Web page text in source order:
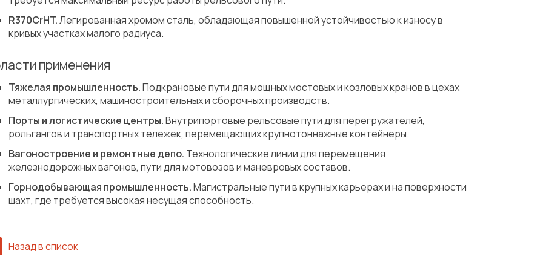
R370CrHT.Легированная хромом сталь, обладающая повышенной устойчивостью к износу в
кривых участках малого радиуса.
применения
Тяжелая промышленность.Подкрановые пути для мощных мостовых и козловых кранов в цехах
металлургических, машиностроительных и сборочных производств.
Порты и логистические центры.Внутрипортовые рельсовые пути для перегружателей,
рольгангов и транспортных тележек, перемещающих крупнотоннажные контейнеры.
Вагоностроение и ремонтные депо. Технологические линии для перемещения
железнодорожных вагонов, пути для мотовозов и маневровых составов.
Горнодобывающая промышленность.Магистральные пути в крупных карьерах и на поверхности
шахт, где требуется высокая несущая способность.
Назад в список